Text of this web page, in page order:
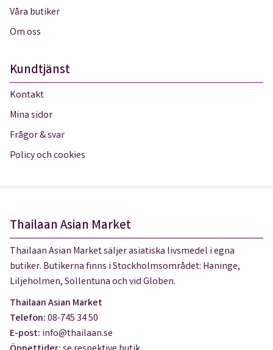
Våra butiker
Om oss
Kundtjänst
Kontakt
Mina sidor
Frågor & svar
Policy och cookies
Thailaan Asian Market
Thailaan Asian Market säljer asiatiska livsmedel i egna
butiker. Butikerna finns i Stockholmsområdet: Haninge,
Liljeholmen, Sollentuna och vid Globen.
Thailaan Asian Market
Telefon:08-745 34 50
E-post: info@thailaan.se